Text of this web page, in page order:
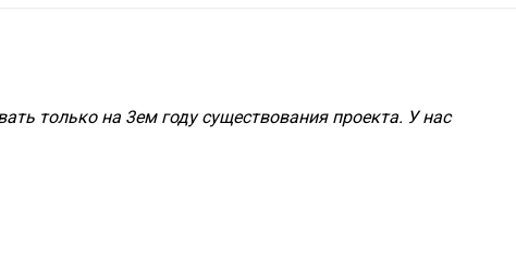
только на 3ем году существования проекта. У нас